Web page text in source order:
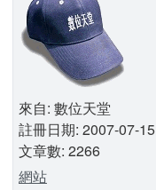
來自: 數位天堂
註冊日期: 2007-07-15
文章數: 2266
網站